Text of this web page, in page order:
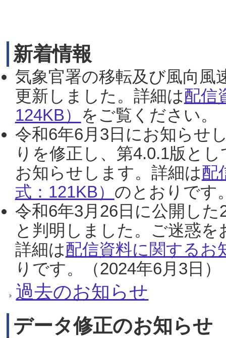
新着情報
気象官署の移転及び風向風
更新しました。詳細は配信
124KB） をご覧ください。
令和6年6月3日にお知らせ
りを修正し、第4.0.1版と
お知らせします。詳細は配
式：121KB） のとおりです
令和6年3月26日に公開し
と判明しました。ご迷惑
詳細は配信資料に関するお
りです。（2024年6月3日）
過去のお知らせ
データ修正のお知らせ